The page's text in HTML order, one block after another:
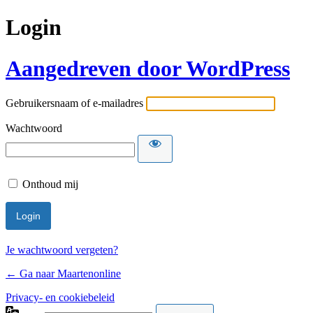
Login
Aangedreven door WordPress
Gebruikersnaam of e-mailadres
Wachtwoord
Onthoud mij
Je wachtwoord vergeten?
← Ga naar Maartenonline
Privacy- en cookiebeleid